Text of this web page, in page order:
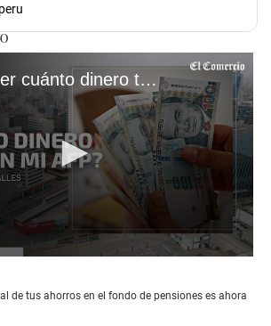
¿Cómo saber cuánto dinero tengo en mi AFP?
de tus ahorros en el fondo de pensiones es ahora